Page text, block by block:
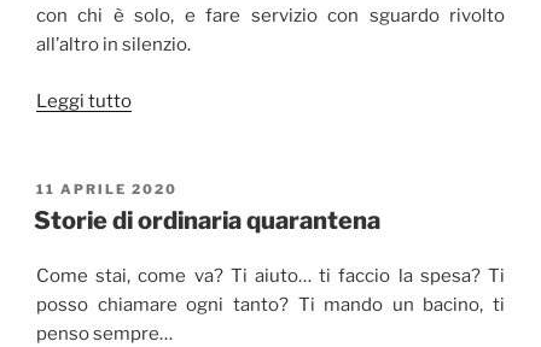
con chi è solo, e fare servizio con sguardo rivolto
all’altro in silenzio.
Leggi tutto“Il
è
#io-
mi-
lamento”
PUBBLICATO
IL
11 APRILE 2020
Storie di ordinaria quarantena
Come stai, come va? Ti aiuto… ti faccio la spesa? Ti
posso chiamare ogni tanto? Ti mando un bacino, ti
penso sempre…